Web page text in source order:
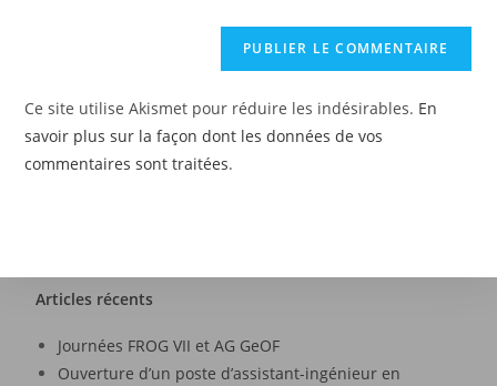
Ce site utilise Akismet pour réduire les indésirables. En
savoir plus sur la façon dont les données de vos
commentaires sont traitées.
Articles récents
Journées FROG VII et AG GeOF
Ouverture d’un poste d’assistant-ingénieur en